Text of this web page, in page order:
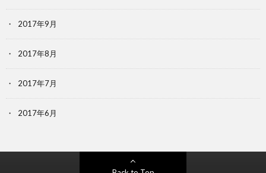
2017年9月
2017年8月
2017年7月
2017年6月